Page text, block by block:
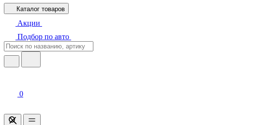
Каталог товаров
Акции
Подбор по авто
0